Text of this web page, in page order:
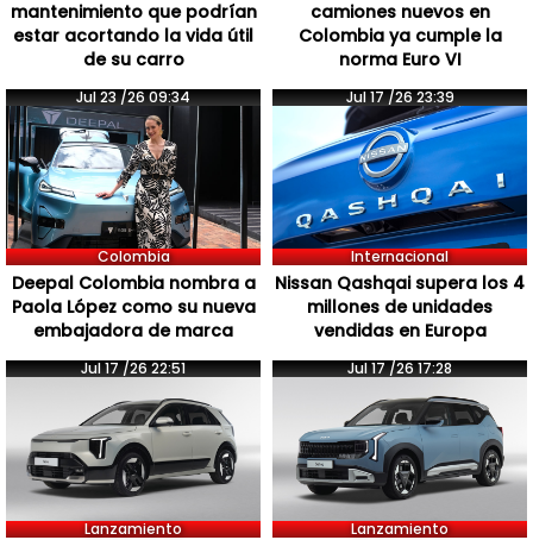
mantenimiento que podrían
estar acortando la vida útil
de su carro
camiones nuevos en
Colombia ya cumple la
norma Euro VI
Jul 23 /26 09:34
Colombia
Deepal Colombia nombra a
Paola López como su nueva
embajadora de marca
Jul 17 /26 23:39
Internacional
Nissan Qashqai supera los 4
millones de unidades
vendidas en Europa
Jul 17 /26 22:51
Lanzamiento
Jul 17 /26 17:28
Lanzamiento